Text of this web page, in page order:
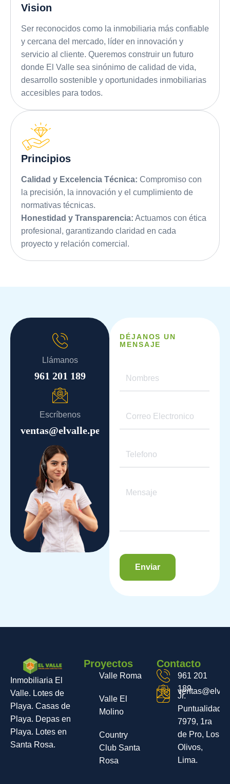
Vision
Ser reconocidos como la inmobiliaria más confiable
y cercana del mercado, líder en innovación y
servicio al cliente. Queremos construir un futuro
donde El Valle sea sinónimo de calidad de vida,
desarrollo sostenible y oportunidades inmobiliarias
accesibles para todos.
Principios
Calidad y Excelencia Técnica: Compromiso con
la precisión, la innovación y el cumplimiento de
normativas técnicas.
Honestidad y Transparencia: Actuamos con ética
profesional, garantizando claridad en cada
proyecto y relación comercial.
Llámanos
961 201 189
Escríbenos
ventas@elvalle.pe
DÉJANOS UN
MENSAJE
Inmobiliaria El
Valle. Lotes de
Playa. Casas de
Playa. Depas en
Playa. Lotes en
Santa Rosa.
Proyectos
Valle Roma
Valle El
Molino
Country
Club Santa
Rosa
Contacto
961 201
189
Jr.
Puntualidad
7979, 1ra
de Pro, Los
Olivos,
Lima.